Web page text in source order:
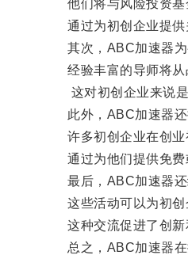
他们将与风险投资基
通过为初创企业提供
其次，ABC加速器为
经验丰富的导师将从
这对初创企业来说是
此外，ABC加速器还
许多初创企业在创业
通过为他们提供免费或
最后，ABC加速器还
这些活动可以为初创
这种交流促进了创新
总之，ABC加速器在